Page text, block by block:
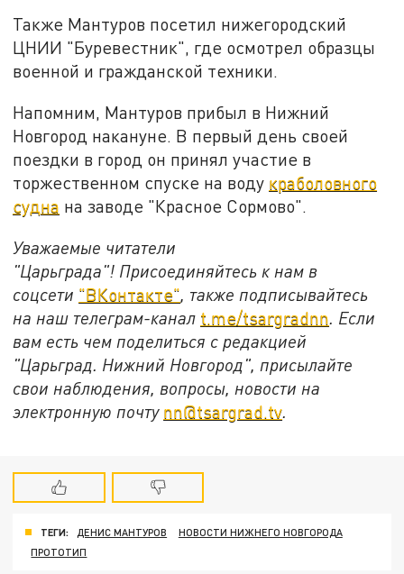
Также Мантуров посетил нижегородский
ЦНИИ "Буревестник", где осмотрел образцы
военной и гражданской техники.
Напомним, Мантуров прибыл в Нижний
Новгород накануне. В первый день своей
поездки в город он принял участие в
торжественном спуске на воду краболовного
судна на заводе "Красное Сормово".
Уважаемые читатели
"Царьграда"! Присоединяйтесь к нам в
соцсети "ВКонтакте" , также подписывайтесь
на наш телеграм-канал t.me/tsargradnn . Если
вам есть чем поделиться с редакцией
"Царьград. Нижний Новгород", присылайте
свои наблюдения, вопросы, новости на
электронную почту nn@tsargrad.tv
ТЕГИ: ДЕНИС МАНТУРОВ
НОВОСТИ НИЖНЕГО НОВГОРОДА
ПРОТОТИП